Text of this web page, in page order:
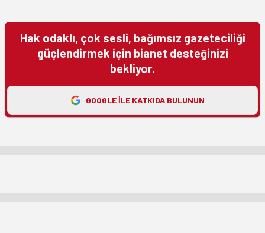
Hak odaklı, çok sesli, bağımsız gazeteciliği
güçlendirmek için bianet desteğinizi
bekliyor.
GOOGLE ILE KATKIDA BULUNUN